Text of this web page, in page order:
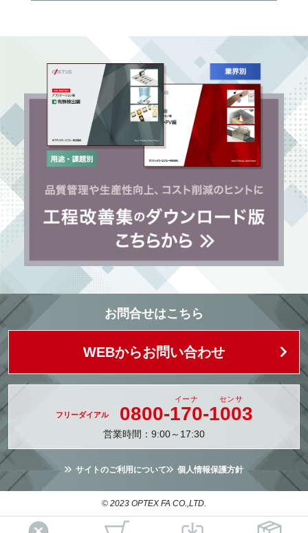
お問合せはこちら
WEBからお問い合わせ
0800-170-1003
営業時間：9:00～17:30
サイトのご利用について 個人情報保護方針
© 2023 OPTEX FA CO.,LTD.